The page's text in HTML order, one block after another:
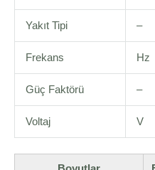
Yakıt Tipi –
Frekans Hz
Güç Faktörü –
Voltaj V